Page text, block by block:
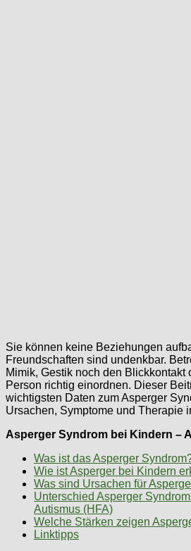
Sie können keine Beziehungen
Freundschaften sind undenkbar.
Mimik, Gestik noch den Blickkontakt
Person richtig einordnen. Dieser
wichtigsten Daten zum Asperger
Ursachen, Symptome und Therapie
Asperger Syndrom bei Kindern –
Was ist das Asperger
Wie ist Asperger bei Kindern
Was sind Ursachen für
Unterschied Asperger
Autismus (HFA)
Welche Stärken zeigen
Linktipps